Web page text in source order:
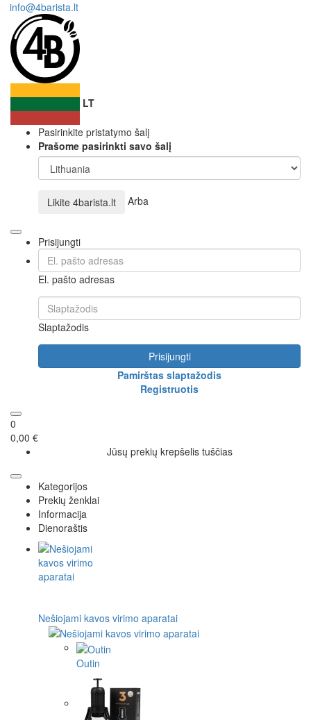
info@4barista.lt
LT
Pasirinkite pristatymo šalį
Prašome pasirinkti savo šalį
Likite 4barista.lt Arba
Prisijungti
El. pašto adresas
Slaptažodis
Prisijungti
Pamirštas slaptažodis
Registruotis
0
0,00 €
Jūsų prekių krepšelis tuščias
Kategorijos
Prekių ženklai
Informacija
Dienoraštis
Nešiojami kavos virimo aparatai
Outin